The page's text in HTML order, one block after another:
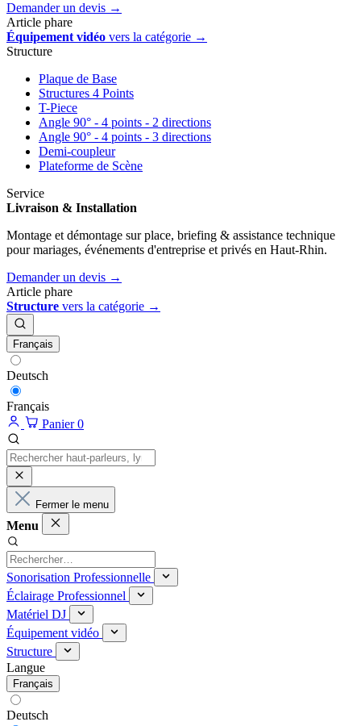
Demander un devis →
Article phare
Équipement vidéo vers la catégorie →
Structure
Plaque de Base
Structures 4 Points
T-Piece
Angle 90° - 4 points - 2 directions
Angle 90° - 4 points - 3 directions
Demi-coupleur
Plateforme de Scène
Service
Livraison & Installation
Montage et démontage sur place, briefing & assistance technique
pour mariages, événements d'entreprise et privés en Haut-Rhin.
Demander un devis →
Article phare
Structure vers la catégorie →
Français
Deutsch
Français
Panier 0
Fermer le menu
Menu
Sonorisation Professionnelle
Éclairage Professionnel
Matériel DJ
Équipement vidéo
Structure
Langue
Français
Deutsch